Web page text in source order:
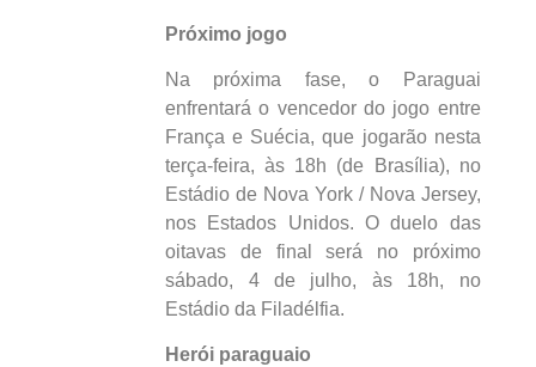
Próximo jogo
Na próxima fase, o Paraguai
enfrentará o vencedor do jogo entre
França e Suécia, que jogarão nesta
terça-feira, às 18h (de Brasília), no
Estádio de Nova York / Nova Jersey,
nos Estados Unidos. O duelo das
oitavas de final será no próximo
sábado, 4 de julho, às 18h, no
Estádio da Filadélfia.
Herói paraguaio